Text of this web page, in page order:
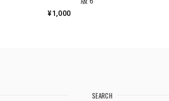
¥1,000
SEARCH